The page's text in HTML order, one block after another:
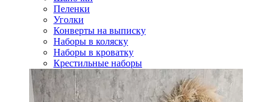
Пеленки
Уголки
Конверты на выписку
Наборы в коляску
Наборы в кроватку
Крестильные наборы